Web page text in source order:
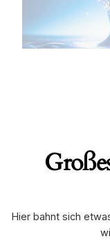
Hier bahnt sich